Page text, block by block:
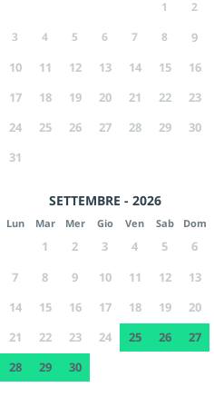
1
2
3
4 5 6 7 8
9
10
11 12 13 14 15
16
17
18 19 20 21 22
23
24
25 26 27 28 29
30
31
SETTEMBRE - 2026
Lun Mar Mer Gio Ven Sab Dom
1 2 3 4 5
6
7
8 9 10 11 12
13
14
15 16 17 18 19
20
21
22 23 24 25 26
27
28
29 30